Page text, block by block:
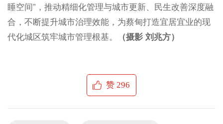
睡空间”，推动精细化管理与城市更新、民生改善深度融
合，不断提升城市治理效能，为蔡甸打造宜居宜业的现
代化城区筑牢城市管理根基。
（摄影 刘兆方）
赞296